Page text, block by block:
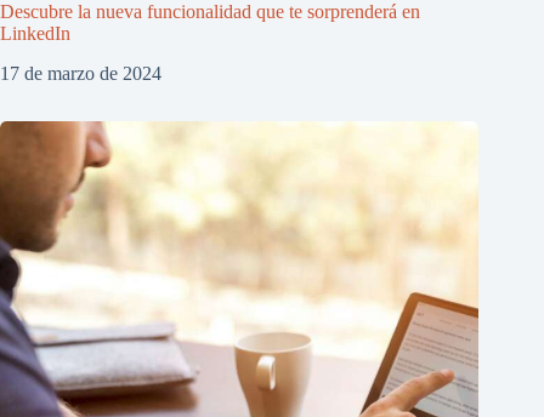
Descubre la nueva funcionalidad que te sorprenderá en
LinkedIn
17 de marzo de 2024